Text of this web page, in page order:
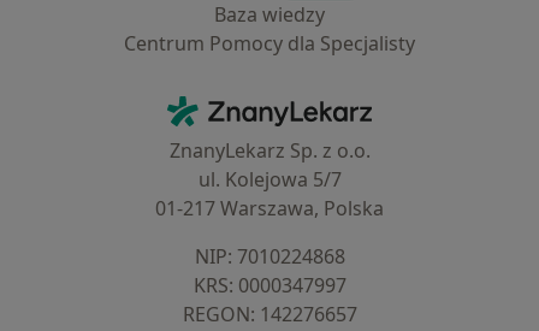
Baza wiedzy
Centrum Pomocy dla Specjalisty
ZnanyLekarz - Strona główna
ZnanyLekarz Sp. z o.o.
ul. Kolejowa 5/7
01-217 Warszawa, Polska
NIP: ⁠7010224868
KRS: ⁠0000347997
REGON: ⁠142276657